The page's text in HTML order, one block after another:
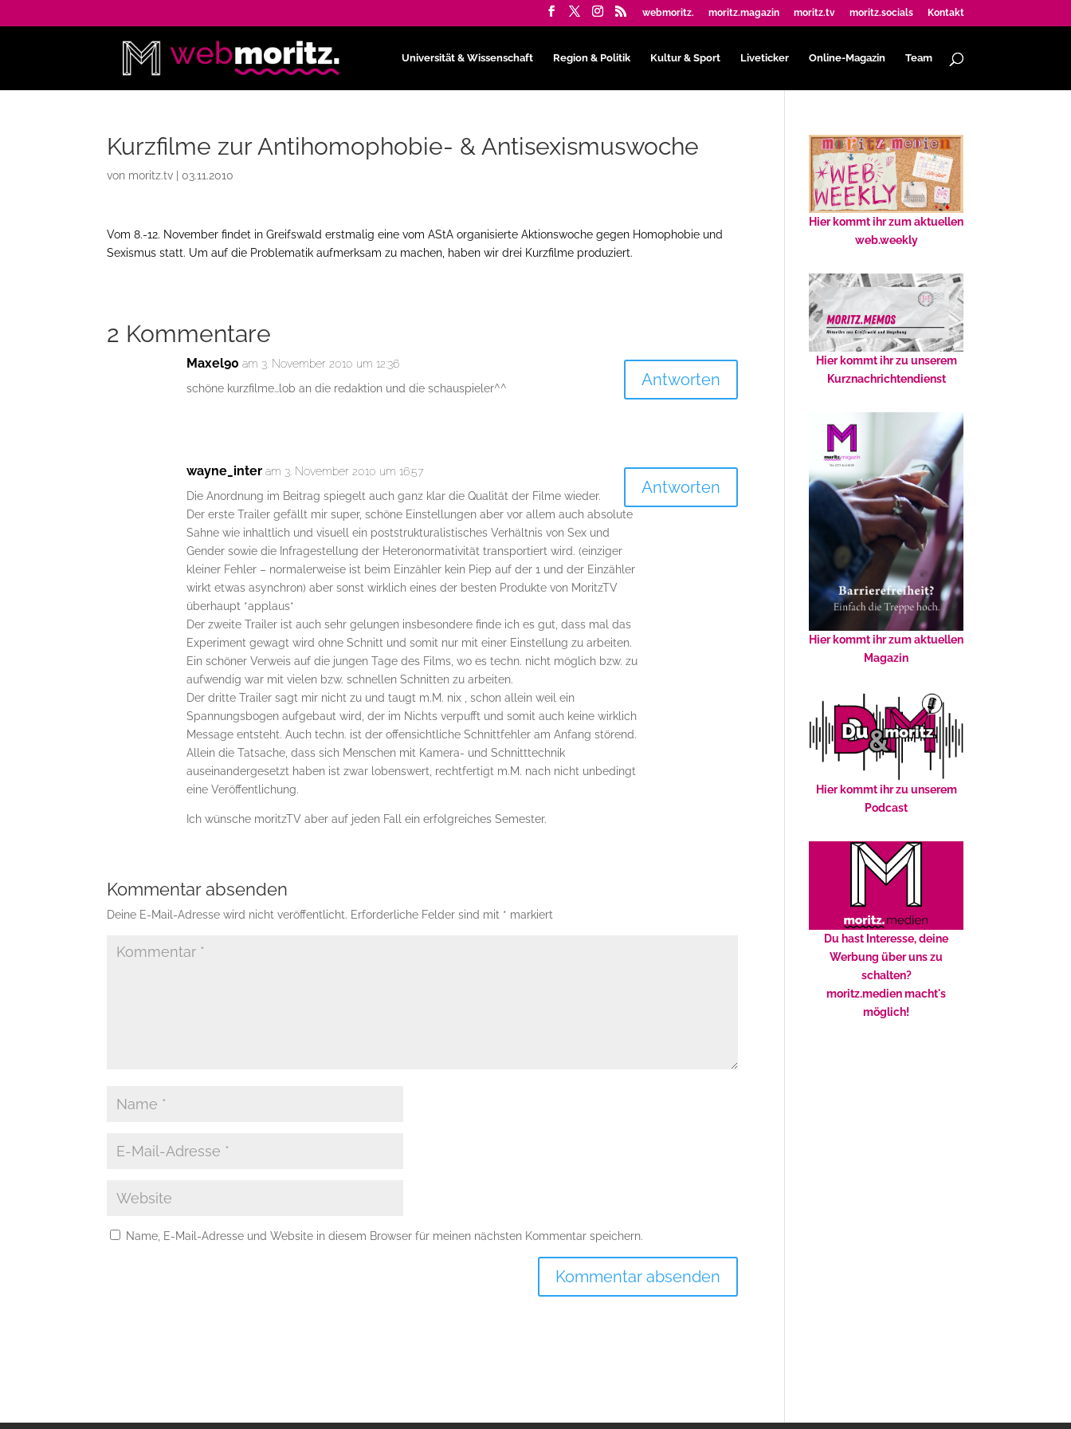
webmoritz. moritz.magazin moritz.tv moritz.socials Kontakt
Universität & Wissenschaft Region & Politik Kultur & Sport Liveticker Online-Magazin Team
Kurzfilme zur Antihomophobie- & Antisexismuswoche
von moritz.tv |03.11.2010
Vom 8.-12. November findet in Greifswald erstmalig eine vom AStA organisierte Aktionswoche gegen Homophobie und
Sexismus statt. Um auf die Problematik aufmerksam zu machen, haben wir drei Kurzfilme produziert.
2 Kommentare
Maxel90 am 3. November 2010 um 12:36
schöne kurzfilme…lob an die redaktion und die schauspieler^^
Antworten
wayne_inter am 3. November 2010 um 16:57
Die Anordnung im Beitrag spiegelt auch ganz klar die Qualität der Filme wieder.
Der erste Trailer gefällt mir super, schöne Einstellungen aber vor allem auch absolute
Sahne wie inhaltlich und visuell ein poststrukturalistisches Verhältnis von Sex und
Gender sowie die Infragestellung der Heteronormativität transportiert wird. (einziger
kleiner Fehler – normalerweise ist beim Einzähler kein Piep auf der 1 und der Einzähler
wirkt etwas asynchron) aber sonst wirklich eines der besten Produkte von MoritzTV
überhaupt *applaus*
Der zweite Trailer ist auch sehr gelungen insbesondere finde ich es gut, dass mal das
Experiment gewagt wird ohne Schnitt und somit nur mit einer Einstellung zu arbeiten.
Ein schöner Verweis auf die jungen Tage des Films, wo es techn. nicht möglich bzw. zu
aufwendig war mit vielen bzw. schnellen Schnitten zu arbeiten.
Der dritte Trailer sagt mir nicht zu und taugt m.M. nix , schon allein weil ein
Spannungsbogen aufgebaut wird, der im Nichts verpufft und somit auch keine wirklich
Message entsteht. Auch techn. ist der offensichtliche Schnittfehler am Anfang störend.
Allein die Tatsache, dass sich Menschen mit Kamera- und Schnitttechnik
auseinandergesetzt haben ist zwar lobenswert, rechtfertigt m.M. nach nicht unbedingt
eine Veröffentlichung.
Ich wünsche moritzTV aber auf jeden Fall ein erfolgreiches Semester.
Antworten
Kommentar absenden
Deine E-Mail-Adresse wird nicht veröffentlicht. Erforderliche Felder sind mit * markiert
Name, E-Mail-Adresse und Website in diesem Browser für meinen nächsten Kommentar speichern.
Hier kommt ihr zum aktuellen
web.weekly
Hier kommt ihr zu unserem
Kurznachrichtendienst
Hier kommt ihr zum aktuellen
Magazin
Hier kommt ihr zu unserem
Podcast
Du hast Interesse, deine
Werbung über uns zu
schalten?
moritz.medien macht's
möglich!